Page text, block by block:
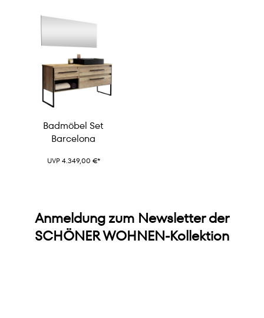
Badmöbel Set
Barcelona
UVP 4.349,00 €*
Anmeldung zum Newsletter der
SCHÖNER WOHNEN-Kollektion